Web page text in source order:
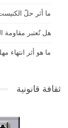
ما أثر حلّ
هل تُعتبر مقاومة
ما هو أثر انتهاء
ثقافة قانونية